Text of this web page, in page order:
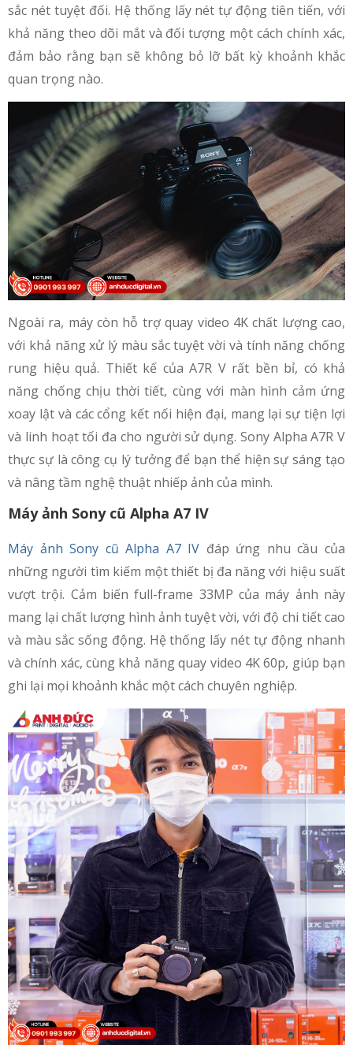
sắc nét tuyệt đối. Hệ thống lấy nét tự động tiên tiến, với
khả năng theo dõi mắt và đối tượng một cách chính xác,
đảm bảo rằng bạn sẽ không bỏ lỡ bất kỳ khoảnh khắc
quan trọng nào.
Ngoài ra, máy còn hỗ trợ quay video 4K chất lượng cao,
với khả năng xử lý màu sắc tuyệt vời và tính năng chống
rung hiệu quả. Thiết kế của A7R V rất bền bỉ, có khả
năng chống chịu thời tiết, cùng với màn hình cảm ứng
xoay lật và các cổng kết nối hiện đại, mang lại sự tiện lợi
và linh hoạt tối đa cho người sử dụng. Sony Alpha A7R V
thực sự là công cụ lý tưởng để bạn thể hiện sự sáng tạo
và nâng tầm nghệ thuật nhiếp ảnh của mình.
Máy ảnh Sony cũ Alpha A7 IV
Máy ảnh Sony cũ Alpha A7 IV đáp ứng nhu cầu của
những người tìm kiếm một thiết bị đa năng với hiệu suất
vượt trội. Cảm biến full-frame 33MP của máy ảnh này
mang lại chất lượng hình ảnh tuyệt vời, với độ chi tiết cao
và màu sắc sống động. Hệ thống lấy nét tự động nhanh
và chính xác, cùng khả năng quay video 4K 60p, giúp bạn
ghi lại mọi khoảnh khắc một cách chuyên nghiệp.